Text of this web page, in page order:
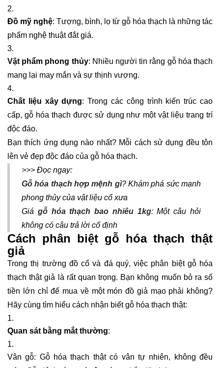
Đồ mỹ nghệ: Tượng, bình, lọ từ gỗ hóa thạch là những tác
phẩm nghệ thuật đắt giá.
Vật phẩm phong thủy: Nhiều người tin rằng gỗ hóa thạch
mang lại may mắn và sự thịnh vượng.
Chất liệu xây dựng: Trong các công trình kiến trúc cao
cấp, gỗ hóa thạch được sử dụng như một vật liệu trang trí
độc đáo.
Bạn thích ứng dụng nào nhất? Mỗi cách sử dụng đều tôn
lên vẻ đẹp độc đáo của gỗ hóa thạch.
>>> Đọc ngay:
Gỗ hóa thạch hợp mệnh gì? Khám phá sức mạnh
phong thủy của vật liệu cổ xưa
Giá gỗ hóa thạch bao nhiêu 1kg: Một câu hỏi
không có câu trả lời cố định
Cách phân biệt gỗ hóa thạch thật
giả
Trong thị trường đồ cổ và đá quý, việc phân biệt gỗ hóa
thạch thật giả là rất quan trọng. Bạn không muốn bỏ ra số
tiền lớn chỉ để mua về một món đồ giả mạo phải không?
Hãy cùng tìm hiểu cách nhận biết gỗ hóa thạch thật:
Quan sát bằng mắt thường:
Vân gỗ: Gỗ hóa thạch thật có vân tự nhiên, không đều